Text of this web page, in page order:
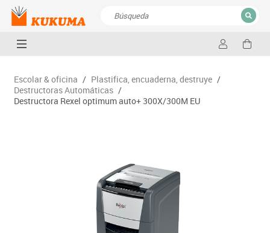
CERRAR
Escolar & oficina / Plastifica, encuaderna, destruye /
Destructoras Automáticas /
Destructora Rexel optimum auto+ 300X/300M EU